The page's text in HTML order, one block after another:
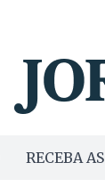
RECEBA